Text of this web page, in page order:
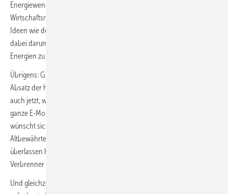
Energiewende einzuleiten. Stattdessen hat Merkel ihren
Wirtschaftsminister Altmaier mit für die Branche zerstörerischen
Ideen wie der Strompreisbremse gewähren lassen. Immer ging es
dabei darum, den Bürger:innen ein negatives Bild der erneuerbaren
Energien zu vermitteln.
Übrigens: Gleichzeitig wurde international alles dafür getan, den
Absatz der heimischen Verbrennenschlitten am Leben zu halten. Und
auch jetzt, wo die Autobranche kriselt, möchte man am liebsten die
ganze E-Mobilität in die Tonne treten. Unions-Bübchen Linnemann
wünscht sich den Verbrenner zurück. Dass man durch Festhalten am
Altbewährten nun in der E-Mobilität den Chinesen das Feld
überlassen hat, macht es nicht besser. It‘s over, baby. Das Ende der
Verbrenner ist besiegelt.
Und gleichzeitig haben wir eine hervorragende Regenerativbranche